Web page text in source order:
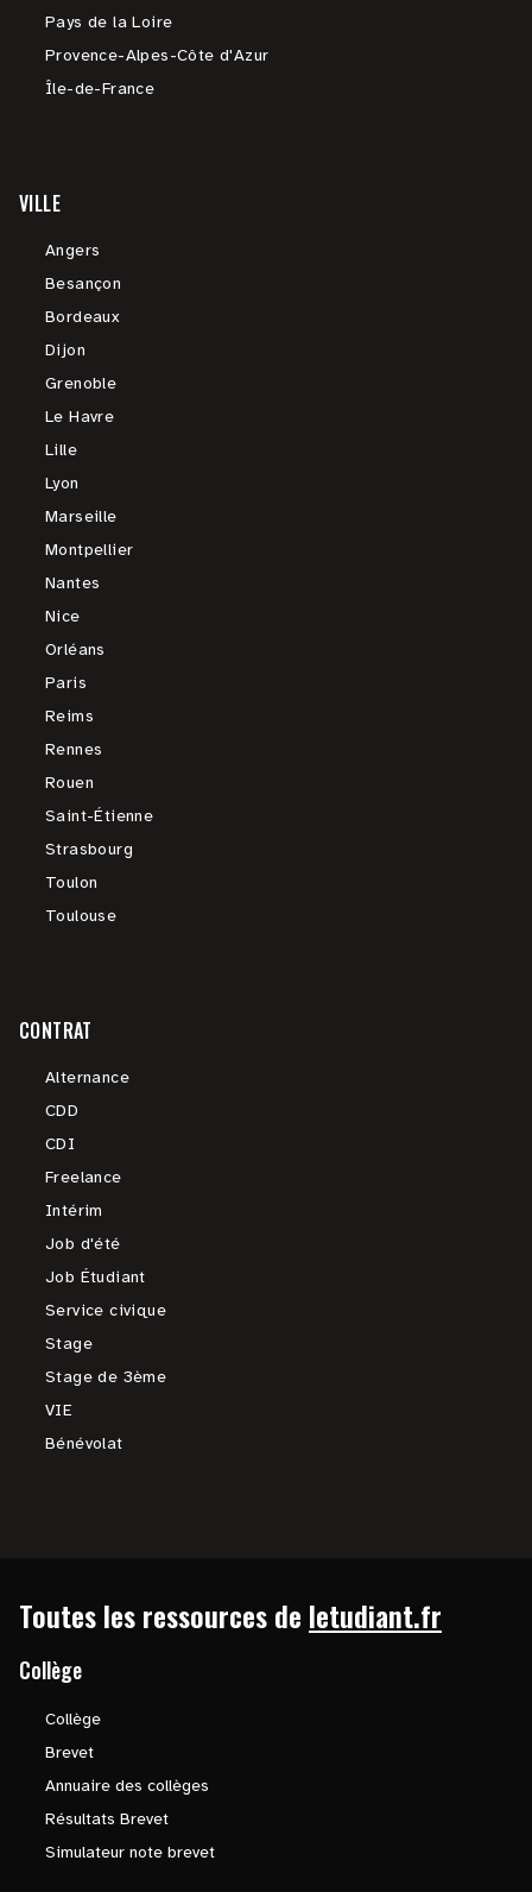
Pays de la Loire
Provence-Alpes-Côte d'Azur
Île-de-France
VILLE
Angers
Besançon
Bordeaux
Dijon
Grenoble
Le Havre
Lille
Lyon
Marseille
Montpellier
Nantes
Nice
Orléans
Paris
Reims
Rennes
Rouen
Saint-Étienne
Strasbourg
Toulon
Toulouse
CONTRAT
Alternance
CDD
CDI
Freelance
Intérim
Job d'été
Job Étudiant
Service civique
Stage
Stage de 3ème
VIE
Bénévolat
Toutes les ressources de letudiant.fr
Collège
Collège
Brevet
Annuaire des collèges
Résultats Brevet
Simulateur note brevet